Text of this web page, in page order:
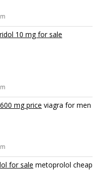
10 mg for sale
mg price viagra for men
for sale metoprolol cheap